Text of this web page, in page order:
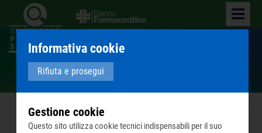
Cosa facciamo
...
Informativa cookie
Rifiuta e prosegui
Gestione cookie
Questo sito utilizza cookie tecnici indispensabili per il suo